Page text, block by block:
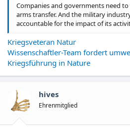
Companies and governments need
arms transfer. And the military
accountable for the impact of its
Kriegsveteran Natur
Wissenschaftler-Team fordert
Kriegsführung in Nature
hives
Ehrenmitglied